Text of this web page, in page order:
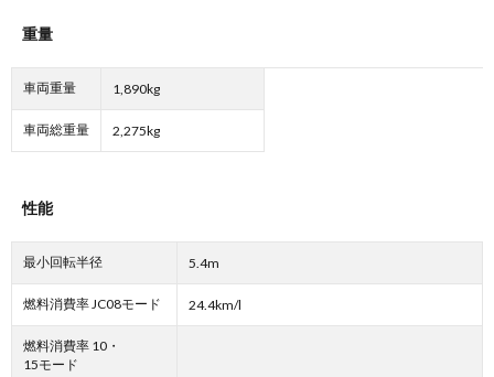
重量
車両重量 1,890kg
車両総重量 2,275kg
性能
最小回転半径 5.4m
燃料消費率 JC08モード 24.4km/l
燃料消費率 10・
15モード